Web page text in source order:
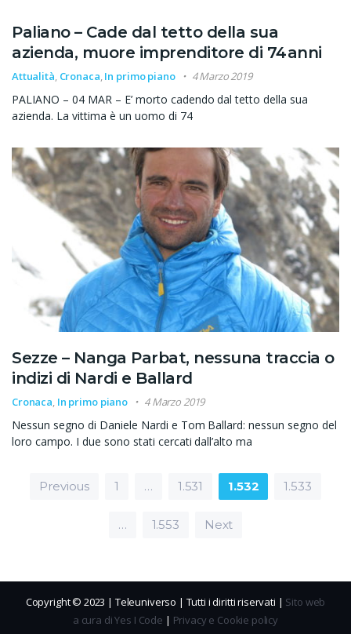
Paliano – Cade dal tetto della sua
azienda, muore imprenditore di 74anni
Attualità, Cronaca,In primo piano 4 Marzo 2019
PALIANO – 04 MAR – E’ morto cadendo dal tetto della sua
azienda. La vittima è un uomo di 74
Sezze – Nanga Parbat, nessuna traccia o
indizi di Nardi e Ballard
Cronaca, In primo piano 4 Marzo 2019
Nessun segno di Daniele Nardi e Tom Ballard: nessun segno del
loro campo. I due sono stati cercati dall’alto ma
Paginazione degli articoli
Previous 1 … 1.531 1.532 1.533
… 1.553 Next
Copyright © 2023 | Teleuniverso | Tutti i diritti riservati | Sito web
a cura di Yes I Code | Privacy e Cookie policy